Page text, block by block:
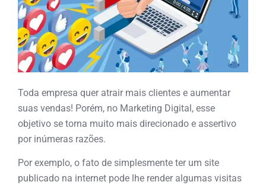
Toda empresa quer atrair mais clientes e aumentar
suas vendas! Porém, no Marketing Digital, esse
objetivo se torna muito mais direcionado e assertivo
por inúmeras razões.
Por exemplo, o fato de simplesmente ter um site
publicado na internet pode lhe render algumas visitas